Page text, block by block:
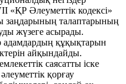
«ҚР Әлеуметтік кодексі»
заңдарының талаптарының
жүзеге асырады.
адамдардың құқықтарын
айқындайды.
саясатты іске
қорғау